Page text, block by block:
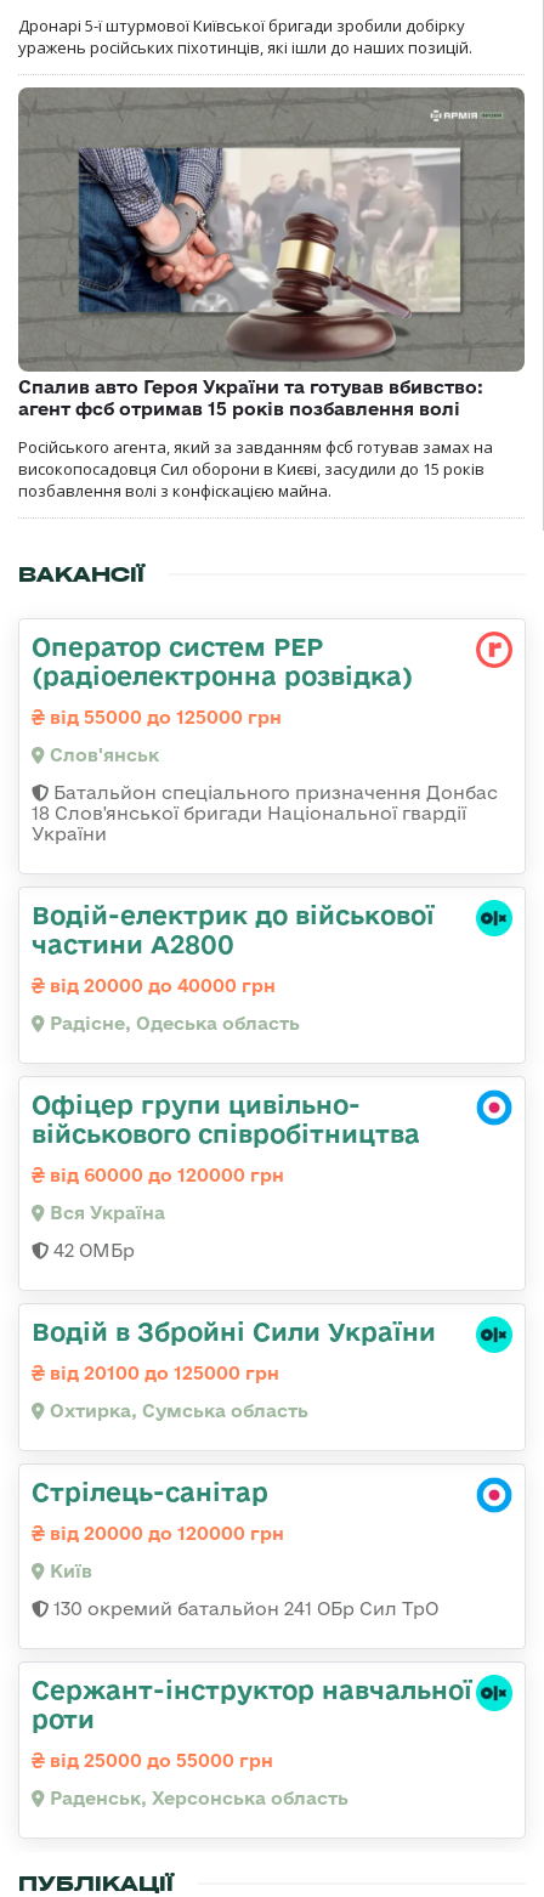
Дронарі 5-ї штурмової Київської бригади зробили добірку
уражень російських піхотинців, які ішли до наших позицій.
Спалив авто Героя України та готував вбивство:
агент фсб отримав 15 років позбавлення волі
Російського агента, який за завданням фсб готував замах на
високопосадовця Сил оборони в Києві, засудили до 15 років
позбавлення волі з конфіскацією майна.
ВАКАНСІЇ
Оператор систем РЕР
(радіоелектронна розвідка)
від 55000 до 125000 грн
Слов'янськ
Батальйон спеціального призначення Донбас
18 Слов'янської бригади Національної гвардії
України
Водій-електрик до військової
частини А2800
від 20000 до 40000 грн
Радісне, Одеська область
Офіцер групи цивільно-
військового співробітництва
від 60000 до 120000 грн
Вся Україна
42 ОМБр
Водій в Збройні Сили України
від 20100 до 125000 грн
Охтирка, Сумська область
Стрілець-санітар
від 20000 до 120000 грн
Київ
130 окремий батальйон 241 ОБр Сил ТрО
Сержант-інструктор навчальної
роти
від 25000 до 55000 грн
Раденськ, Херсонська область
ПУБЛІКАЦІЇ